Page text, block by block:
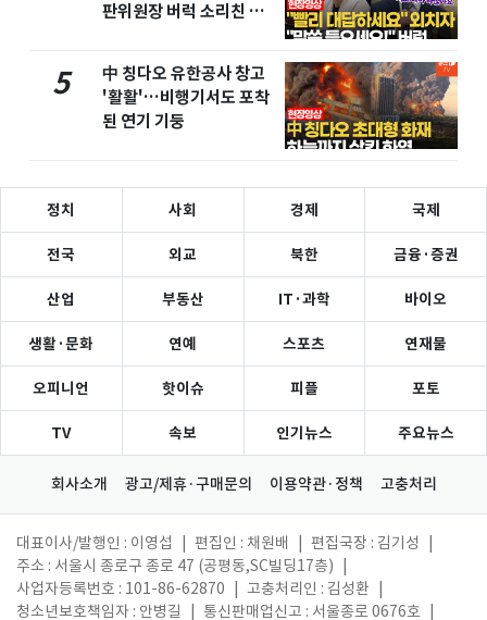
판위원장 버럭 소리친 이
5
中 칭다오 유한공사 창고
'활활'…비행기서도 포착
된 연기 기둥
정치 사회 경제 국제
전국 외교 북한 금융·증권
산업 부동산 IT·과학 바이오
생활·문화 연예 스포츠 연재물
오피니언 핫이슈 피플 포토
TV 속보 인기뉴스 주요뉴스
회사소개 광고/제휴·구매문의 이용약관·정책 고충처리
대표이사/발행인 : 이영섭 편집인 : 채원배 편집국장 : 김기성
주소 : 서울시 종로구 종로 47 (공평동,SC빌딩17층)
사업자등록번호 : 101-86-62870
고충처리인 : 김성환
청소년보호책임자 : 안병길
통신판매업신고 : 서울종로 0676호